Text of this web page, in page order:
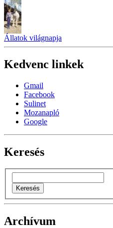
Állatok világnapja
Kedvenc linkek
Gmail
Facebook
Sulinet
Mozanapló
Google
Keresés
Archívum